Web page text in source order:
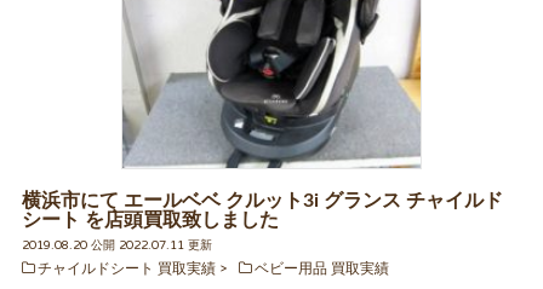
横浜市にて エールベベ クルット3i グランス チャイルド
シート を店頭買取致しました
2019.08.20 公開 2022.07.11 更新
チャイルドシート 買取実績
ベビー用品 買取実績